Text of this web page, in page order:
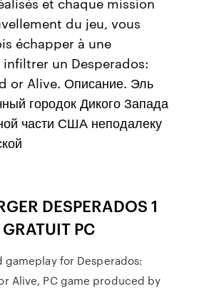
du jeu, vous
échapper à une
un Desperados:
or Alive. Описание. Эль
городок Дикого Запада
части США неподалеку
DESPERADOS 1
PC
gameplay for Desperados:
Alive, PC game produced by